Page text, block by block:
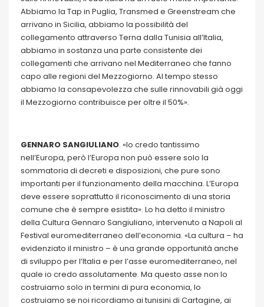
Abbiamo la Tap in Puglia, Transmed e Greenstream che
arrivano in Sicilia, abbiamo la possibilità del
collegamento attraverso Terna dalla Tunisia all’Italia,
abbiamo in sostanza una parte consistente dei
collegamenti che arrivano nel Mediterraneo che fanno
capo alle regioni del Mezzogiorno. Al tempo stesso
abbiamo la consapevolezza che sulle rinnovabili già oggi
il Mezzogiorno contribuisce per oltre il 50%».
GENNARO SANGIULIANO. «Io credo tantissimo
nell’Europa, però l’Europa non può essere solo la
sommatoria di decreti e disposizioni, che pure sono
importanti per il funzionamento della macchina. L’Europa
deve essere soprattutto il riconoscimento di una storia
comune che è sempre esistita». Lo ha detto il ministro
della Cultura Gennaro Sangiuliano, intervenuto a Napoli al
Festival euromediterraneo dell’economia. «La cultura – ha
evidenziato il ministro – è una grande opportunità anche
di sviluppo per l’Italia e per l’asse euromediterraneo, nel
quale io credo assolutamente. Ma questo asse non lo
costruiamo solo in termini di pura economia, lo
costruiamo se noi ricordiamo ai tunisini di Cartagine, ai